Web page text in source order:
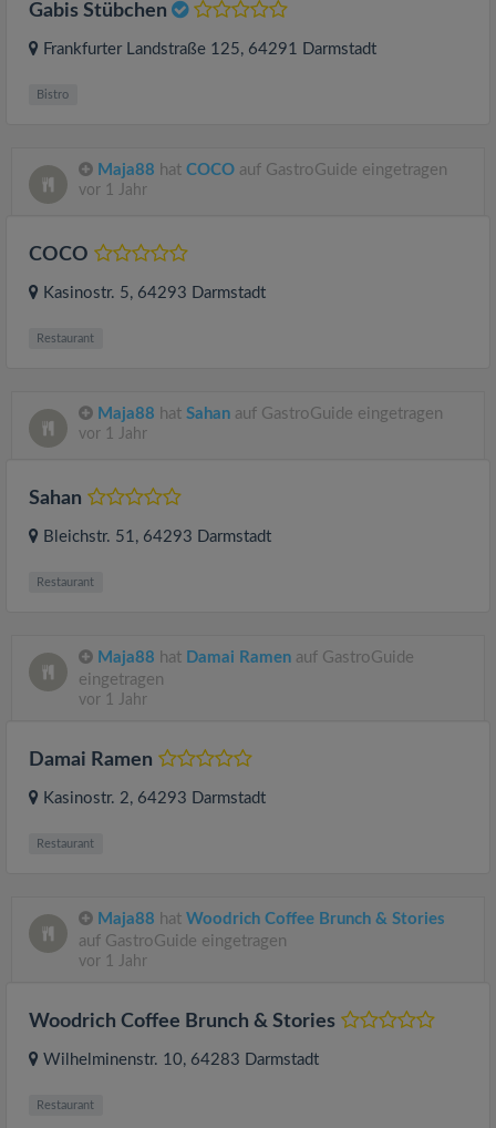
Gabis Stübchen
Frankfurter Landstraße 125, 64291 Darmstadt
Bistro
Maja88 hat COCO auf GastroGuide eingetragen
vor 1 Jahr
COCO
Kasinostr. 5, 64293 Darmstadt
Restaurant
Maja88 hat Sahan auf GastroGuide eingetragen
vor 1 Jahr
Sahan
Bleichstr. 51, 64293 Darmstadt
Restaurant
Maja88 hat Damai Ramen auf GastroGuide
eingetragen
vor 1 Jahr
Damai Ramen
Kasinostr. 2, 64293 Darmstadt
Restaurant
Maja88 hat Woodrich Coffee Brunch & Stories
auf GastroGuide eingetragen
vor 1 Jahr
Woodrich Coffee Brunch & Stories
Wilhelminenstr. 10, 64283 Darmstadt
Restaurant